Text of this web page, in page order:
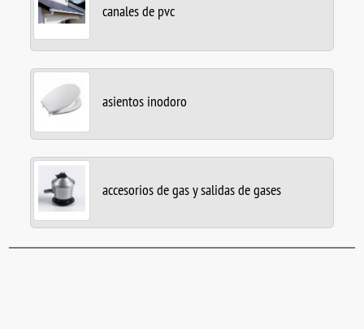
canales de pvc
asientos inodoro
accesorios de gas y salidas de gases